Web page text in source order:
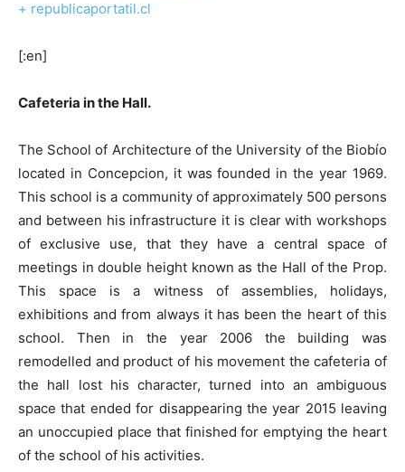
+ republicaportatil.cl
[:en]
Cafeteria in the Hall.
The School of Architecture of the University of the Biobío
located in Concepcion, it was founded in the year 1969.
This school is a community of approximately 500 persons
and between his infrastructure it is clear with workshops
of exclusive use, that they have a central space of
meetings in double height known as the Hall of the Prop.
This space is a witness of assemblies, holidays,
exhibitions and from always it has been the heart of this
school. Then in the year 2006 the building was
remodelled and product of his movement the cafeteria of
the hall lost his character, turned into an ambiguous
space that ended for disappearing the year 2015 leaving
an unoccupied place that finished for emptying the heart
of the school of his activities.